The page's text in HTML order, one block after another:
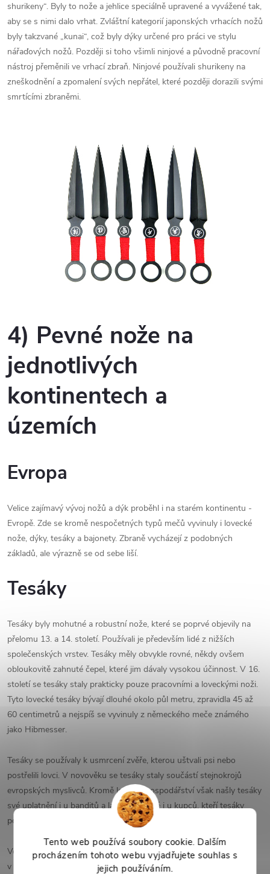
Tento web používá soubory cookie. Dalším
procházením tohoto webu vyjadřujete souhlas s
jejich používáním.
shurikeny“. Byly to nože a jehlice speciálně upravené a vyvážené tak,
aby se s nimi dalo vrhat. Zvláštní kategorií japonských vrhacích nožů
byly takzvané „kunai“, což byly dýky určené pro práci ve stylu
nářaďových nožů. Později si toho všimli ninjové a původně pracovní
nástroj přeměnili ve vrhací zbraň. Ninjové používali shurikeny na
zneškodnění a zpomalení svých nepřátel, které později dorazili svými
smrtícími zbraněmi.
4) Pevné nože na
jednotlivých
kontinentech a
územích
Evropa
Velice zajímavý vývoj nožů a dýk proběhl i na starém kontinentu -
Evropě. Zde se kromě nespočetných typů mečů vyvinuly i lovecké
nože, dýky, tesáky a bajonety. Zbraně vycházejí z podobných
základů, ale výrazně se od sebe liší.
Tesáky
Tesáky byly mohutné a robustní nože, které se poprvé objevily na
přelomu 13. a 14. století. Používali je především lidé z nižších
společenských vrstev. Tesáky měly obvykle rovné, někdy ovšem
obloukovitě zahnuté čepel, které jim dávaly vysokou účinnost. V 16.
století se tesáky staly prakticky pouze pracovními a loveckými noži.
Tyto lovecké tesáky bývají dlouhé okolo půl metru, zpravidla 45 až
60 centimetrů a nejspíš se vyvinuly z německého meče známého
jako Hibmesser.
Tesáky se používaly k usmrcení zvěře, kterou uštvali psi nebo
postřelili lovci. V novověku se tesáky staly součástí stejnokrojů
evropských myslivců. Kromě lesního hospodářství však našly tesáky
své uplatnění i u banditů a lapků, ale také i u kupců, kteří tesáky
používali jako zbraň na obranu.
Ve stejnou dobu se ale staly populárními i na jiném poli -
v šermířských školách. Podle záznamů se až ve dvou třetinách